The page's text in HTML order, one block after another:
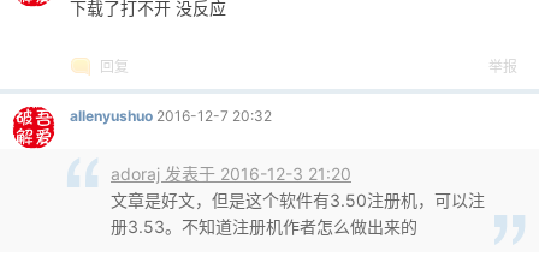
下载了打不开 没反应
回复 举报
allenyushuo 2016-12-7 20:32
adoraj 发表于 2016-12-3 21:20
文章是好文，但是这个软件有3.50注册机，可以注
册3.53。不知道注册机作者怎么做出来的